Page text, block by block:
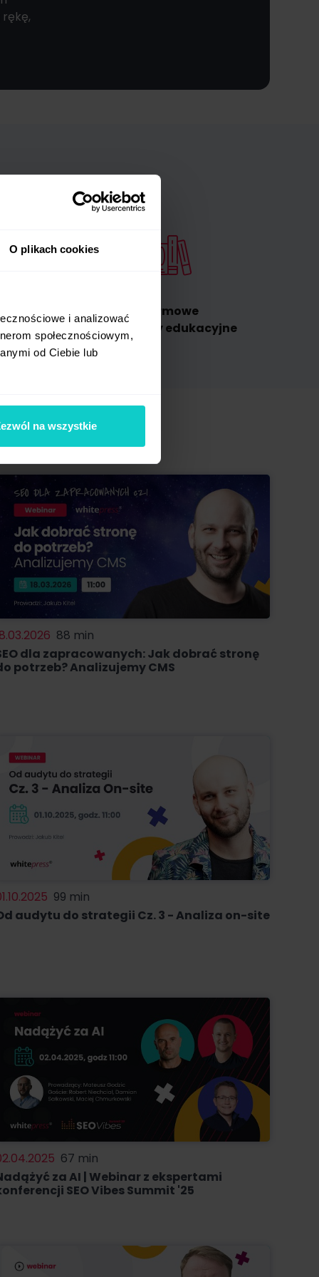
O plikach cookies
i analizować
społecznościowym,
od Ciebie lub
na wszystkie
Darmowe
materiały edukacyjne
88 min
dla zapracowanych: Jak dobrać stronę
potrzeb? Analizujemy CMS
99 min
audytu do strategii Cz. 3 - Analiza on-site
67 min
za AI | Webinar z ekspertami
SEO Vibes Summit '25